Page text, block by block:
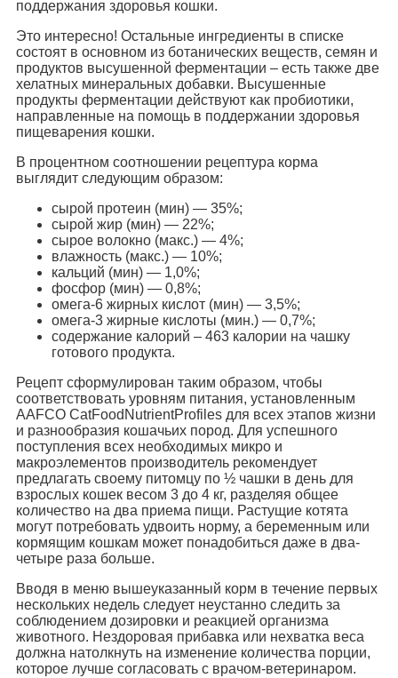
поддержания здоровья кошки.
Это интересно! Остальные ингредиенты в списке
состоят в основном из ботанических веществ, семян и
продуктов высушенной ферментации – есть также две
хелатных минеральных добавки. Высушенные
продукты ферментации действуют как пробиотики,
направленные на помощь в поддержании здоровья
пищеварения кошки.
В процентном соотношении рецептура корма
выглядит следующим образом:
сырой протеин (мин) — 35%;
сырой жир (мин) — 22%;
сырое волокно (макс.) — 4%;
влажность (макс.) — 10%;
кальций (мин) — 1,0%;
фосфор (мин) — 0,8%;
омега-6 жирных кислот (мин) — 3,5%;
омега-3 жирные кислоты (мин.) — 0,7%;
содержание калорий – 463 калории на чашку
готового продукта.
Рецепт сформулирован таким образом, чтобы
соответствовать уровням питания, установленным
AAFCO CatFoodNutrientProfiles для всех этапов жизни
и разнообразия кошачьих пород. Для успешного
поступления всех необходимых микро и
макроэлементов производитель рекомендует
предлагать своему питомцу по ½ чашки в день для
взрослых кошек весом 3 до 4 кг, разделяя общее
количество на два приема пищи. Растущие котята
могут потребовать удвоить норму, а беременным или
кормящим кошкам может понадобиться даже в два-
четыре раза больше.
Вводя в меню вышеуказанный корм в течение первых
нескольких недель следует неустанно следить за
соблюдением дозировки и реакцией организма
животного. Нездоровая прибавка или нехватка веса
должна натолкнуть на изменение количества порции,
которое лучше согласовать с врачом-ветеринаром.